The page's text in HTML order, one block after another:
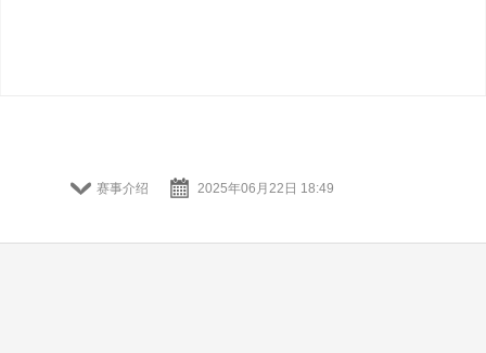
赛事介绍 2025年06月22日 18:49